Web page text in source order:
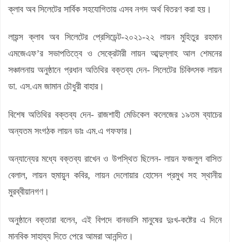
ক্লাব অব সিলেটের সার্বিক সহযোগিতায় এসব নগদ অর্থ বিতরণ করা হয়।
লায়ন্স ক্লাব অব সিলেটের প্রেসিডেন্ট-২০২১-২২ লায়ন মুহিতুর রহমান
এমজেএফ’র সভাপতিত্বে ও সেক্রেটারী লায়ন আব্দুল্লাহ আল শেমনের
সঞ্চালনায় অনুষ্ঠানে প্রধান অতিথির বক্তব্য দেন- সিলেটের চিকিৎসক লায়ন
ডা. এস.এম জামান চৌধুরী বাহার।
বিশেষ অতিথির বক্তব্য দেন- রাজশাহী মেডিকেল কলেজের ১৯তম ব্যাচের
অন্যতম সংগঠক লায়ন ডাঃ এম.এ গফফার।
অন্যান্যের মধ্যে বক্তব্য রাখেন ও উপস্থিত ছিলেন- লায়ন ফজলুল বাসিত
বেলাল, লায়ন হুমায়ুন কবির, লায়ন দেলোয়ার হোসেন প্রমুখ সহ স্থানীয়
মুরব্বীয়ানগণ।
অনুষ্ঠানে বক্তারা বলেন, এই বিপদে বানভাসি মানুষের দুঃখ-কষ্টের এ দিনে
মানবিক সাহায্য দিতে পেরে আমরা আনন্দিত।